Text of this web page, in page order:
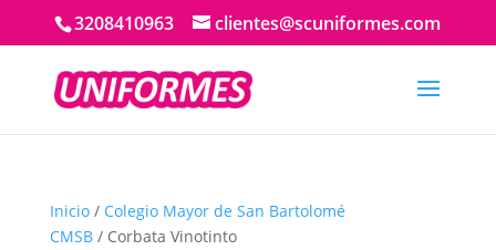
3208410963 clientes@scuniformes.com
Inicio/ Colegio Mayor de San Bartolomé
CMSB/ Corbata Vinotinto